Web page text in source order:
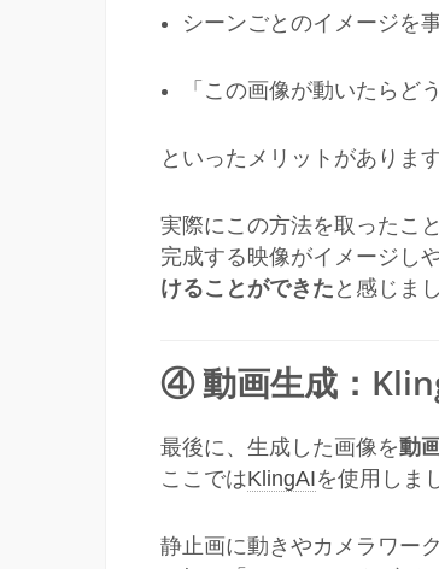
シーンごとのイメージを
「この画像が動いたらど
といったメリットがあります
実際にこの方法を取ったこと
完成する映像がイメージし
けることができた と感じま
④ 動画生成：
最後に、生成した画像を動
ここではKlingAIを使用しま
静止画に動きやカメラワー